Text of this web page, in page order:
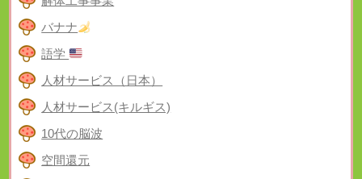
バナナ
語学
人材サービス（日本）
人材サービス(キルギス)
10代の脳波
空間還元